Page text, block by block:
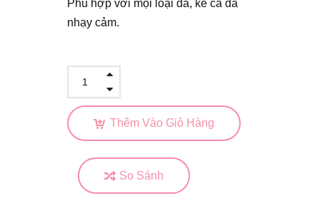
Phù hợp với mọi loại da, kể cả da
nhạy cảm.
Thêm Vào Giỏ Hàng
So Sánh